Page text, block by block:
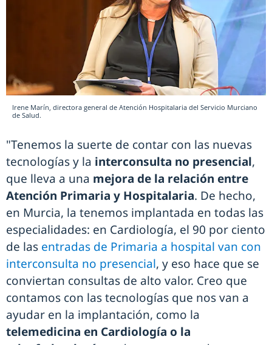
Irene Marín, directora general de Atención Hospitalaria del Servicio Murciano
de Salud.
"Tenemos la suerte de contar con las nuevas
tecnologías y la interconsulta no presencial,
que lleva a una mejora de la relación entre
Atención Primaria y Hospitalaria. De hecho,
en Murcia, la tenemos implantada en todas las
especialidades: en Cardiología, el 90 por ciento
de las entradas de Primaria a hospital van con
interconsulta no presencial, y eso hace que se
conviertan consultas de alto valor. Creo que
contamos con las tecnologías que nos van a
ayudar en la implantación, como la
telemedicina en Cardiología o la